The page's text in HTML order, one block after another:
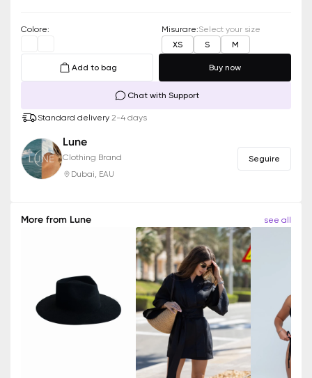
Colore: Misurare:Select your size
XS
S M
Add to bag Buy now
Chat with Support
Standard delivery 2-4 days
Lune
Clothing Brand
Dubai, EAU
Seguire
More from Lune see all